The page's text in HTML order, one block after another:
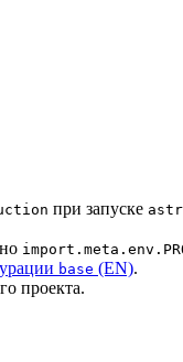
при запуске
base (EN).
проекта.